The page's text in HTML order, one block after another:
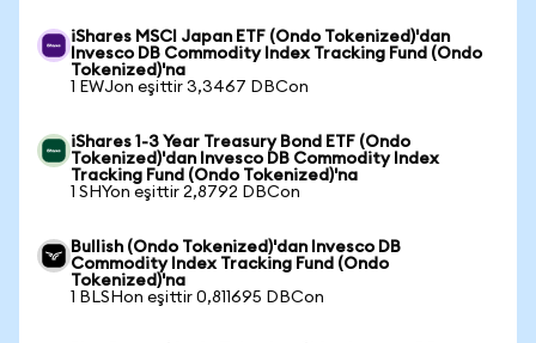
iShares MSCI Japan ETF (Ondo Tokenized)'dan
Invesco DB Commodity Index Tracking Fund (Ondo
Tokenized)'na
1 EWJon eşittir 3,3467 DBCon
iShares 1-3 Year Treasury Bond ETF (Ondo
Tokenized)'dan Invesco DB Commodity Index
Tracking Fund (Ondo Tokenized)'na
1 SHYon eşittir 2,8792 DBCon
Bullish (Ondo Tokenized)'dan Invesco DB
Commodity Index Tracking Fund (Ondo
Tokenized)'na
1 BLSHon eşittir 0,811695 DBCon